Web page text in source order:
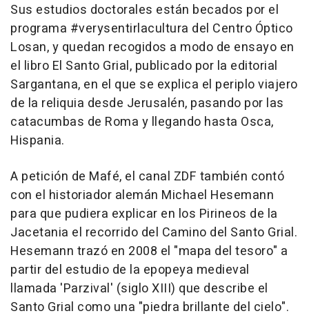
Sus estudios doctorales están becados por el
programa #verysentirlacultura del Centro Óptico
Losan, y quedan recogidos a modo de ensayo en
el libro El Santo Grial, publicado por la editorial
Sargantana, en el que se explica el periplo viajero
de la reliquia desde Jerusalén, pasando por las
catacumbas de Roma y llegando hasta Osca,
Hispania.
A petición de Mafé, el canal ZDF también contó
con el historiador alemán Michael Hesemann
para que pudiera explicar en los Pirineos de la
Jacetania el recorrido del Camino del Santo Grial.
Hesemann trazó en 2008 el "mapa del tesoro" a
partir del estudio de la epopeya medieval
llamada 'Parzival' (siglo XIII) que describe el
Santo Grial como una "piedra brillante del cielo".